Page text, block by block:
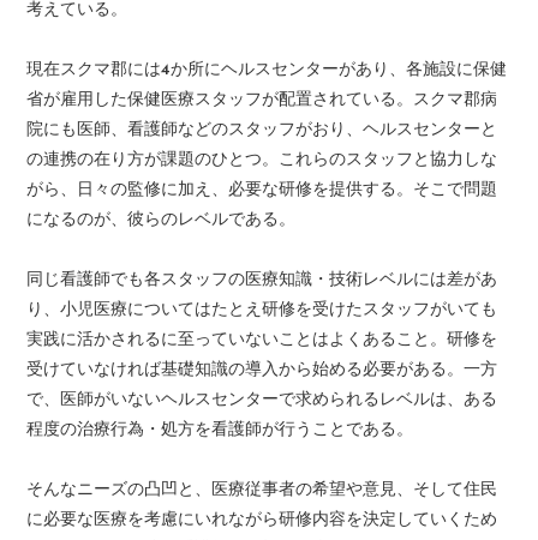
考えている。
現在スクマ郡には4か所にヘルスセンターがあり、各施設に保健
省が雇用した保健医療スタッフが配置されている。スクマ郡病
院にも医師、看護師などのスタッフがおり、ヘルスセンターと
の連携の在り方が課題のひとつ。これらのスタッフと協力しな
がら、日々の監修に加え、必要な研修を提供する。そこで問題
になるのが、彼らのレベルである。
同じ看護師でも各スタッフの医療知識・技術レベルには差があ
り、小児医療についてはたとえ研修を受けたスタッフがいても
実践に活かされるに至っていないことはよくあること。研修を
受けていなければ基礎知識の導入から始める必要がある。一方
で、医師がいないヘルスセンターで求められるレベルは、ある
程度の治療行為・処方を看護師が行うことである。
そんなニーズの凸凹と、医療従事者の希望や意見、そして住民
に必要な医療を考慮にいれながら研修内容を決定していくため